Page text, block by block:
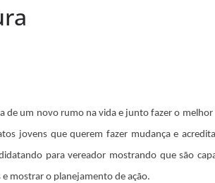
de um novo rumo na vida e junto fazer o
jovens que querem fazer mudança e
para vereador mostrando que são
e mostrar o planejamento de ação.